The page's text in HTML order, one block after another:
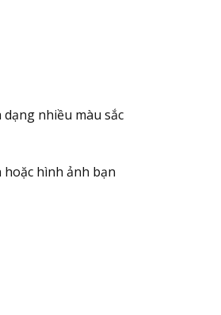
nhiều màu sắc
hình ảnh bạn